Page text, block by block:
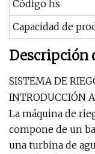
Código hs
Capacidad de
Descripción
SISTEMA DE
INTRODUCCIÓN
La máquina de
compone de un
una turbina de